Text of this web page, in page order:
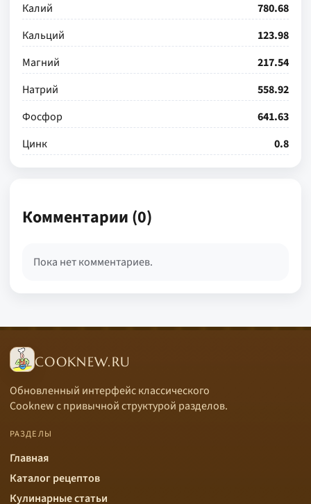
Калий
780.68
Кальций
123.98
Магний
217.54
Натрий
558.92
Фосфор
641.63
Цинк
0.8
Комментарии (0)
Пока нет комментариев.
COOKNEW.RU
Обновленный интерфейс классического
Cooknew с привычной структурой разделов.
РАЗДЕЛЫ
Главная
Каталог рецептов
Кулинарные статьи